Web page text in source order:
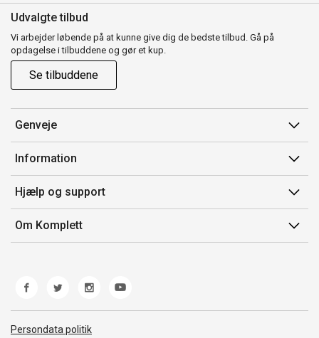
Udvalgte tilbud
Vi arbejder løbende på at kunne give dig de bedste tilbud. Gå på
opdagelse i tilbuddene og gør et kup.
Se tilbuddene
Genveje
Min side
Ordrehistorik
Gavekort
Information
Salgsbetingelser
Mærker/producent
Fortrydelsesret
Hjælp og support
Kontakt os
Kundeservice
Fejl/Mangler
Fragt og levering
Om Komplett
Persondata politik